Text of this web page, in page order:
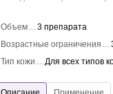
Объем
3 препарата
Возрастные ограничения
Тип кожи
Для всех типов